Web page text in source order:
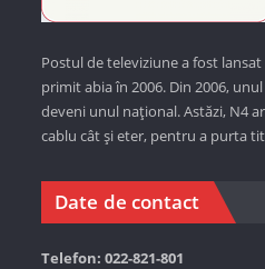
Postul de televiziune a fost
primit abia în 2006. Din 2006,
deveni unul național. Astăzi, N4
cablu cât și eter, pentru a purta
Date de contact
Telefon: 022-821-801